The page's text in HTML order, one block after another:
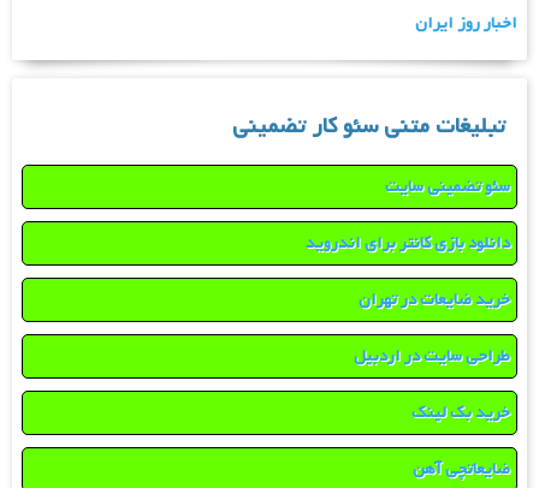
اخبار روز ایران
تبلیغات متنی سئو کار تضمینی
سئو تضمینی سایت
دانلود بازی کانتر برای اندروید
خرید ضایعات در تهران
طراحی سایت در اردبیل
خرید بک لینک
ضایعاتچی آهن